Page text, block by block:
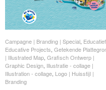
Campagne | Branding | Special
Educative Projects Getekende
| Illustrated Map Grafisch Ontwerp |
Graphic Design Illustratie - collage |
Illustration - collage Logo | Huisstijl |
Branding
Campagne | Branding | Special
Educative Projects Getekende
| Illustrated Map Grafisch Ontwerp |
Graphic Design Illustratie - collage |
Illustration - collage Logo | Huisstijl |
Branding